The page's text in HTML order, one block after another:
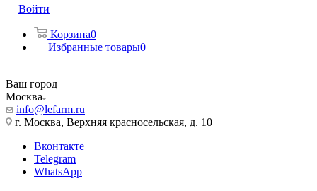
Войти
Корзина0
Избранные товары0
Ваш город
Москва
info@lefarm.ru
г. Москва, Верхняя красносельская, д. 10
Вконтакте
Telegram
WhatsApp